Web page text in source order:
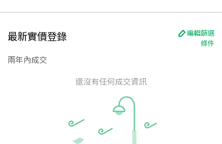
最新實價登錄
編輯篩選
條件
兩年內成交
還沒有任何成交資訊